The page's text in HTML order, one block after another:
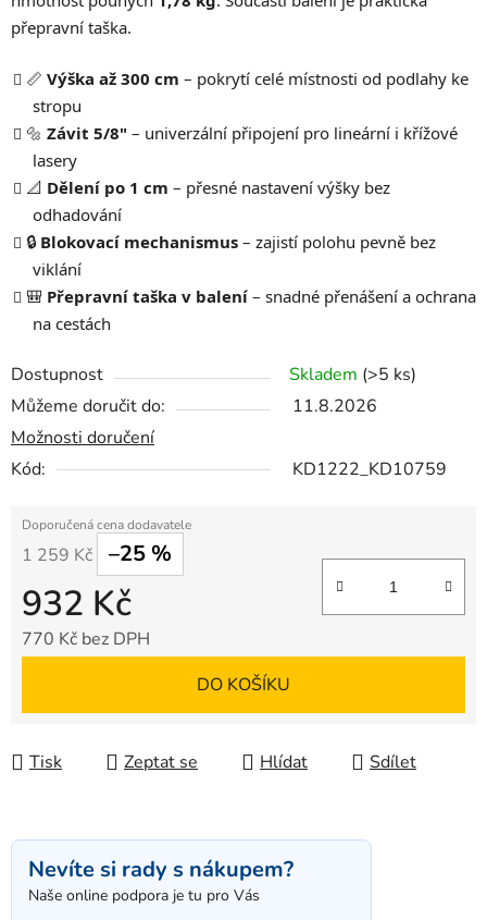
přepravní taška.
📏 Výška až 300 cm – pokrytí celé místnosti od podlahy ke
stropu
🔩 Závit 5/8" – univerzální připojení pro lineární i křížové
lasery
📐 Dělení po 1 cm – přesné nastavení výšky bez
odhadování
🔒 Blokovací mechanismus – zajistí polohu pevně bez
viklání
🎒 Přepravní taška v balení – snadné přenášení a ochrana
na cestách
Dostupnost Skladem (>5 ks)
Můžeme doručit do:
11.8.2026
Možnosti doručení
Kód:
KD1222_KD10759
1 259 Kč –25 %
932 Kč
770 Kč bez DPH
DO KOŠÍKU
Tisk Zeptat se Hlídat Sdílet
Nevíte si rady s nákupem?
Naše online podpora je tu pro Vás